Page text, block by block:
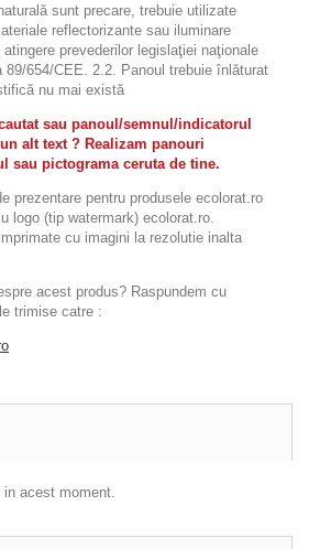
sunt precare, trebuie utilizate
reflectorizante sau iluminare
prevederilor legislaţiei naţionale
89/654/CEE. 2.2. Panoul trebuie înlăturat
nu mai există
sau panoul/semnul/indicatorul
alt text ? Realizam panouri
sau pictograma ceruta de tine.
prezentare pentru produsele ecolorat.ro
logo (tip watermark) ecolorat.ro.
cu imagini la rezolutie inalta
acest produs? Raspundem cu
trimise catre :
acest moment.